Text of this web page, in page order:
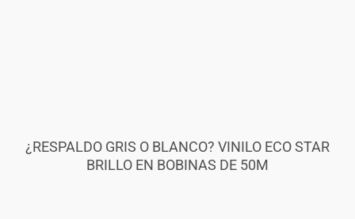
¿RESPALDO GRIS O BLANCO? VINILO ECO STAR
BRILLO EN BOBINAS DE 50M